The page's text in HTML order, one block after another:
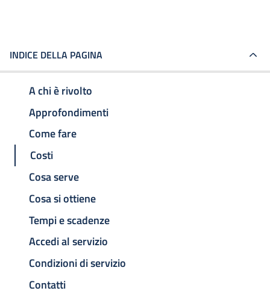
INDICE DELLA PAGINA
A chi è rivolto
Approfondimenti
Come fare
Costi
Cosa serve
Cosa si ottiene
Tempi e scadenze
Accedi al servizio
Condizioni di servizio
Contatti